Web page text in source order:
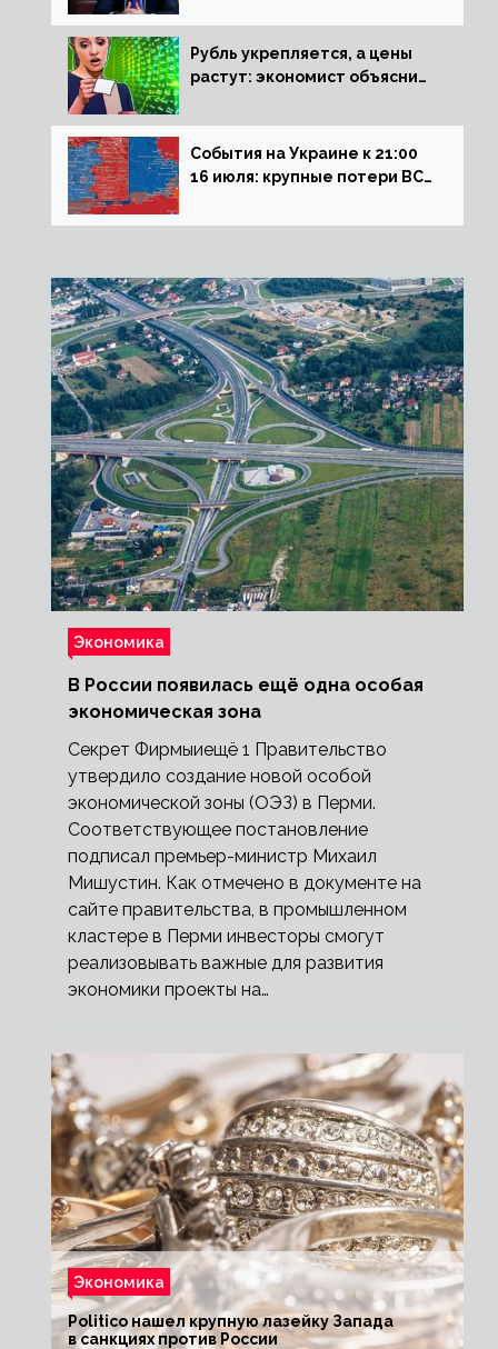
Рубль укрепляется, а цены
растут: экономист объяснил
на рынок РФ
События на Украине к 21:00
16 июля: крупные потери ВСУ
обстреливает Донбасс из
Экономика
В России появилась ещё одна особая
экономическая зона
Секрет Фирмыиещё 1 Правительство
утвердило создание новой особой
экономической зоны (ОЭЗ) в Перми.
Соответствующее постановление
подписал премьер-министр Михаил
Мишустин. Как отмечено в документе на
сайте правительства, в промышленном
кластере в Перми инвесторы смогут
реализовывать важные для развития
экономики проекты на…
Экономика
Politico нашел крупную лазейку Запада
в санкциях против России